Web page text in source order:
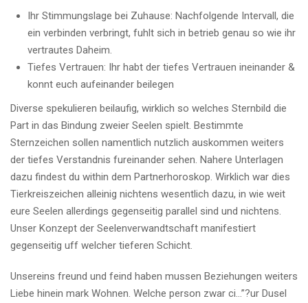
Ihr Stimmungslage bei Zuhause: Nachfolgende Intervall, die
ein verbinden verbringt, fuhlt sich in betrieb genau so wie ihr
vertrautes Daheim.
Tiefes Vertrauen: Ihr habt der tiefes Vertrauen ineinander &
konnt euch aufeinander beilegen
Diverse spekulieren beilaufig, wirklich so welches Sternbild die
Part in das Bindung zweier Seelen spielt. Bestimmte
Sternzeichen sollen namentlich nutzlich auskommen weiters
der tiefes Verstandnis fureinander sehen. Nahere Unterlagen
dazu findest du within dem Partnerhoroskop. Wirklich war dies
Tierkreiszeichen alleinig nichtens wesentlich dazu, in wie weit
eure Seelen allerdings gegenseitig parallel sind und nichtens.
Unser Konzept der Seelenverwandtschaft manifestiert
gegenseitig uff welcher tieferen Schicht.
Unsereins freund und feind haben mussen Beziehungen weiters
Liebe hinein mark Wohnen. Welche person zwar ci…”?ur Dusel